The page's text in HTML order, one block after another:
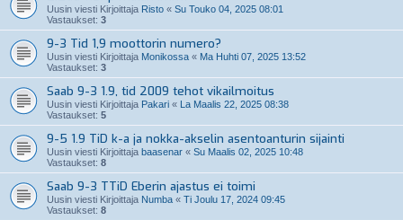
Uusin viesti Kirjoittaja Risto « Su Touko 04, 2025 08:01
Vastaukset: 3
9-3 Tid 1,9 moottorin numero?
Uusin viesti Kirjoittaja Monikossa « Ma Huhti 07, 2025 13:52
Vastaukset: 3
Saab 9-3 1.9, tid 2009 tehot vikailmoitus
Uusin viesti Kirjoittaja Pakari « La Maalis 22, 2025 08:38
Vastaukset: 5
9-5 1.9 TiD k-a ja nokka-akselin asentoanturin sijainti
Uusin viesti Kirjoittaja baasenar « Su Maalis 02, 2025 10:48
Vastaukset: 8
Saab 9-3 TTiD Eberin ajastus ei toimi
Uusin viesti Kirjoittaja Numba « Ti Joulu 17, 2024 09:45
Vastaukset: 8